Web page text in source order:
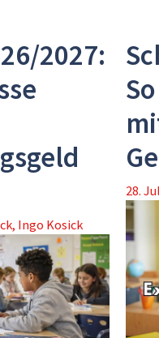
2027:
, Ingo Kosick
28.